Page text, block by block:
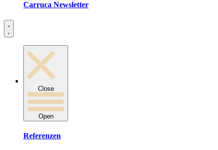
Carruca Newsletter
Close
Open
Referenzen